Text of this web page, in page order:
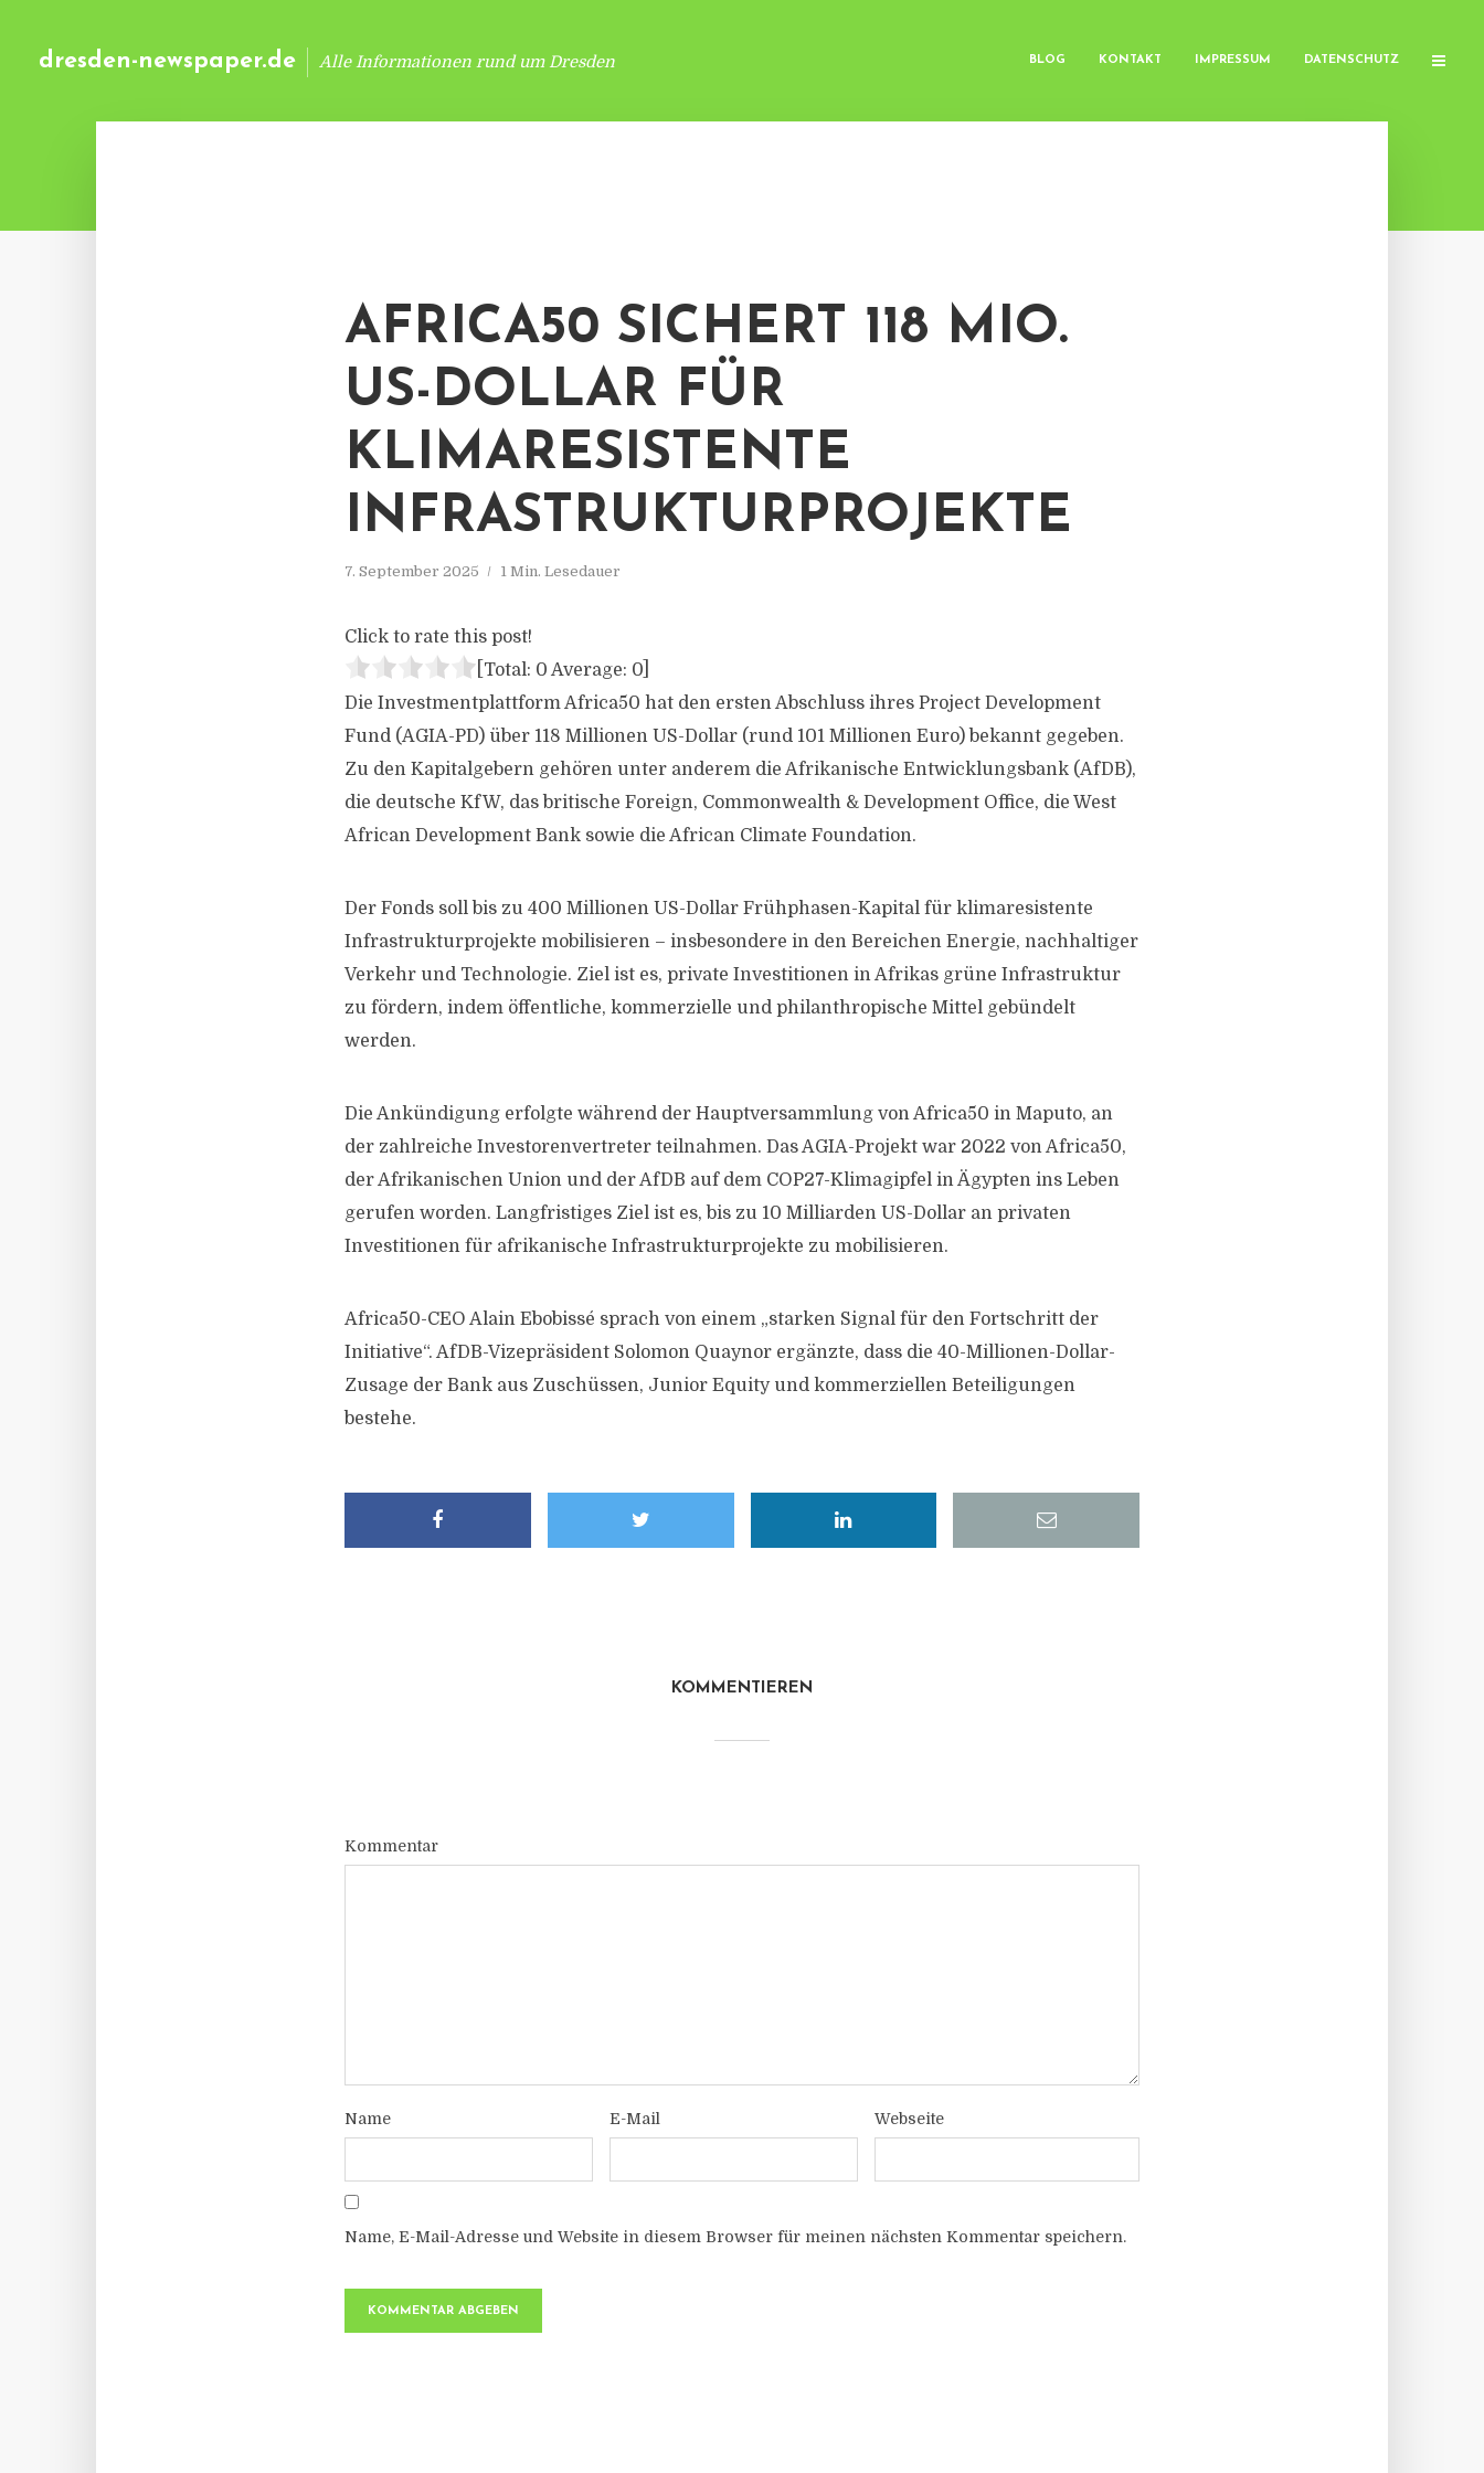
dresden-newspaper.de Alle Informationen rund um Dresden BLOG KONTAKT IMPRESSUM DATENSCHUTZ
AFRICA50 SICHERT 118 MIO.
US-DOLLAR FÜR
KLIMARESISTENTE
INFRASTRUKTURPROJEKTE
7. September 2025 1 Min. Lesedauer
Click to rate this post!
[Total: 0 Average: 0
Die Investmentplattform Africa50 hat den ersten Abschluss ihres Project Development
Fund (AGIA-PD) über 118 Millionen US-Dollar (rund 101 Millionen Euro) bekannt gegeben.
Zu den Kapitalgebern gehören unter anderem die Afrikanische Entwicklungsbank (AfDB),
die deutsche KfW, das britische Foreign, Commonwealth & Development Office, die West
African Development Bank sowie die African Climate Foundation.
Der Fonds soll bis zu 400 Millionen US-Dollar Frühphasen-Kapital für klimaresistente
Infrastrukturprojekte mobilisieren – insbesondere in den Bereichen Energie, nachhaltiger
Verkehr und Technologie. Ziel ist es, private Investitionen in Afrikas grüne Infrastruktur
zu fördern, indem öffentliche, kommerzielle und philanthropische Mittel gebündelt
werden.
Die Ankündigung erfolgte während der Hauptversammlung von Africa50 in Maputo, an
der zahlreiche Investorenvertreter teilnahmen. Das AGIA-Projekt war 2022 von Africa50,
der Afrikanischen Union und der AfDB auf dem COP27-Klimagipfel in Ägypten ins Leben
gerufen worden. Langfristiges Ziel ist es, bis zu 10 Milliarden US-Dollar an privaten
Investitionen für afrikanische Infrastrukturprojekte zu mobilisieren.
Africa50-CEO Alain Ebobissé sprach von einem „starken Signal für den Fortschritt der
Initiative“. AfDB-Vizepräsident Solomon Quaynor ergänzte, dass die 40-Millionen-Dollar-
Zusage der Bank aus Zuschüssen, Junior Equity und kommerziellen Beteiligungen
bestehe.
KOMMENTIEREN
Kommentar
Name E-Mail Webseite
Name, E-Mail-Adresse und Website in diesem Browser für meinen nächsten Kommentar speichern.